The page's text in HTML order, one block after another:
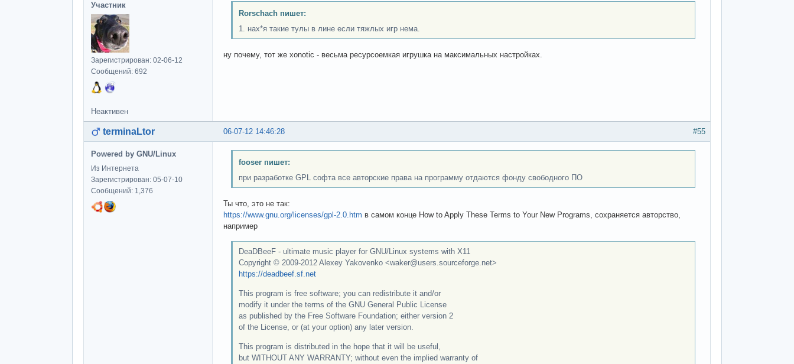
Участник
Зарегистрирован: 02-06-12
Сообщений: 692
Rorschach пишет:
1. нах*я такие тулы в лине если тяжлых игр нема.
ну почему, тот же xonotic - весьма ресурсоемкая игрушка на максимальных настройках.
Неактивен
#55
06-07-12 14:46:28
terminaLtor
Powered by GNU/Linux
Из Интернета
Зарегистрирован: 05-07-10
Сообщений: 1,376
fooser пишет:
при разработке GPL софта все авторские права на программу отдаются фонду свободного ПО
Ты что, это не так:
https://www.gnu.org/licenses/gpl-2.0.htm в самом конце How to Apply These Terms to Your New Programs, сохраняется авторство,
например
DeaDBeeF - ultimate music player for GNU/Linux systems with X11
Copyright © 2009-2012 Alexey Yakovenko <waker@users.sourceforge.net>
https://deadbeef.sf.net
This program is free software; you can redistribute it and/or
modify it under the terms of the GNU General Public License
as published by the Free Software Foundation; either version 2
of the License, or (at your option) any later version.
This program is distributed in the hope that it will be useful,
but WITHOUT ANY WARRANTY; without even the implied warranty of